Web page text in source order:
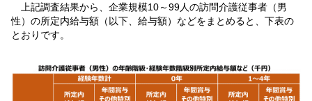
上記調査結果から、企業規模10～99人の訪問介護従事者（男
性）の所定内給与額（以下、給与額）などをまとめると、下表の
とおりです。